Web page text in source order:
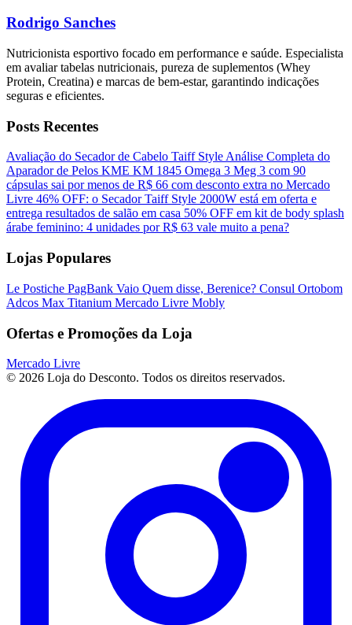
Rodrigo Sanches
Nutricionista esportivo focado em performance e saúde. Especialista
em avaliar tabelas nutricionais, pureza de suplementos (Whey
Protein, Creatina) e marcas de bem-estar, garantindo indicações
seguras e eficientes.
Posts Recentes
Avaliação do Secador de Cabelo Taiff StyleAnálise Completa do
Aparador de Pelos KME KM 1845 Omega 3 Meg 3 com 90
cápsulas sai por menos de R$ 66 com desconto extra no Mercado
Livre 46% OFF: o Secador Taiff Style 2000W está em oferta e
entrega resultados de salão em casa 50% OFF em kit de body splash
árabe feminino: 4 unidades por R$ 63 vale muito a pena?
Lojas Populares
Le Postiche PagBank Vaio Quem disse, Berenice? Consul Ortobom
Adcos Max Titanium Mercado Livre Mobly
Ofertas e Promoções da Loja
Mercado Livre
© 2026 Loja do Desconto. Todos os direitos reservados.